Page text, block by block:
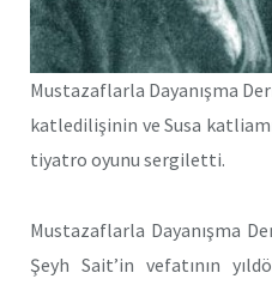
Mustazaflarla Dayanışma
katledilişinin ve Susa
tiyatro oyunu sergiletti.
Mustazaflarla Dayanışma
Şeyh Sait’in vefatının